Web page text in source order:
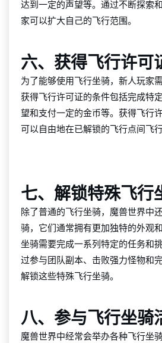
达到一定的声望等。通过不断探索
家可以扩大自己的飞行范围。
六、获得飞行许可
为了能够使用飞行坐骑，新人玩家
获得飞行许可证的条件包括完成特
望和支付一定的金币等。获得飞行
可以自由地在已解锁的飞行点间飞行
七、解锁特殊飞行
除了普通的飞行坐骑，魔兽世界中
骑，它们通常拥有更加独特的外观
坐骑需要完成一系列特定的任务和
过参与团队副本、击败强力怪物和
解锁这些特殊飞行坐骑。
八、参与飞行坐骑
魔兽世界中经常会举办各种飞行坐